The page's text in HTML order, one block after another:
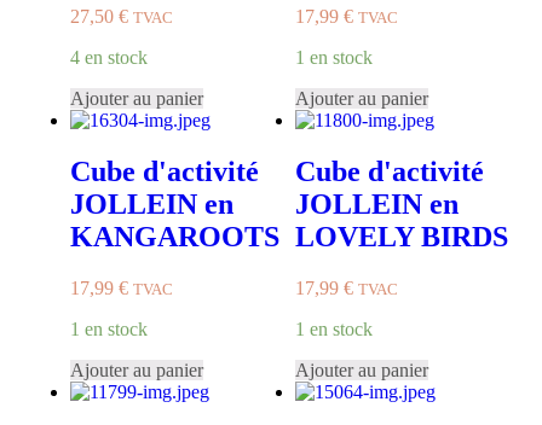
27,50 € TVAC
4 en stock
Ajouter au panier
17,99 € TVAC
1 en stock
Ajouter au panier
Cube d'activité
JOLLEIN en
KANGAROOTS
17,99 € TVAC
1 en stock
Ajouter au panier
Cube d'activité
JOLLEIN en
LOVELY BIRDS
17,99 € TVAC
1 en stock
Ajouter au panier